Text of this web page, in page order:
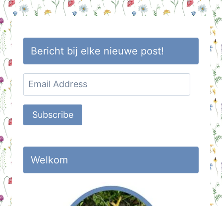
Bericht bij elke nieuwe post!
Email
Address
Subscribe
Welkom